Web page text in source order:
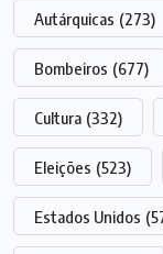
Autárquicas (273)
Bombeiros (677)
Cultura (332)
Eleições (523)
Estados Unidos